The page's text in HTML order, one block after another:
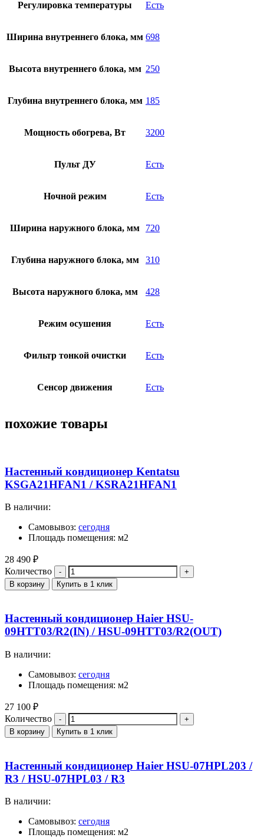
Регулировка температуры Есть
Ширина внутреннего блока, мм 698
Высота внутреннего блока, мм 250
Глубина внутреннего блока, мм 185
Мощность обогрева, Вт 3200
Пульт ДУ Есть
Ночной режим Есть
Ширина наружного блока, мм 720
Глубина наружного блока, мм 310
Высота наружного блока, мм 428
Режим осушения Есть
Фильтр тонкой очистки Есть
Сенсор движения Есть
похожие товары
Настенный кондиционер Kentatsu
KSGA21HFAN1 / KSRA21HFAN1
В наличии:
Самовывоз: сегодня
Площадь помещения: м2
28 490 ₽
Количество
В корзину Купить в 1 клик
Настенный кондиционер Haier HSU-
09HTT03/R2(IN) / HSU-09HTT03/R2(OUT)
В наличии:
Самовывоз: сегодня
Площадь помещения: м2
27 100 ₽
Количество
В корзину Купить в 1 клик
Настенный кондиционер Haier HSU-07HPL203 /
R3 / HSU-07HPL03 / R3
В наличии:
Самовывоз: сегодня
Площадь помещения: м2